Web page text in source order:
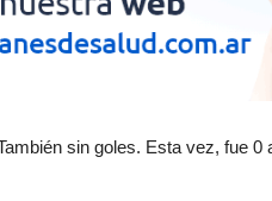
sin goles. Esta vez, fue 0